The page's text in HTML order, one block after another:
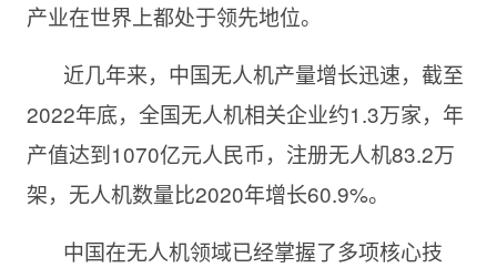
产业在世界上都处于领先地位。
近几年来，中国无人机产量增长迅速，截至
2022年底，全国无人机相关企业约1.3万家，年
产值达到1070亿元人民币，注册无人机83.2万
架，无人机数量比2020年增长60.9%。
中国在无人机领域已经掌握了多项核心技